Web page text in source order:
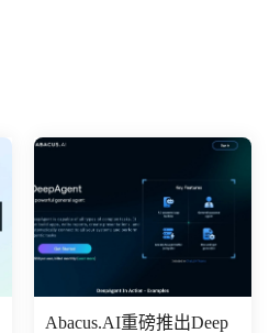
Abacus.AI重磅推出Deep